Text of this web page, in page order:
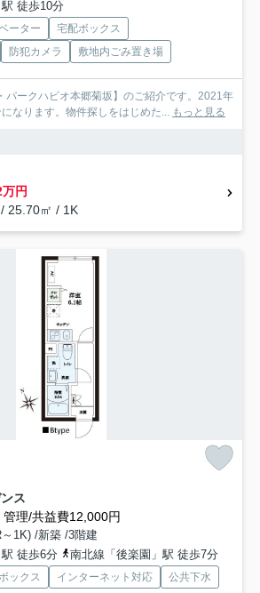
徒歩10分
ーター
宅配ボックス
防犯カメラ 敷地内ごみ置き場
パークハビオ本郷菊坂】のご紹介です。2021年
なります。物件探しをはじめた... もっと見る
円
25.70㎡ / 1K
ス
管理/共益費12,000円
1K) /新築 /3階建
徒歩6分
南北線「後楽園」駅 徒歩7分
ックス インターネット対応
公共下水